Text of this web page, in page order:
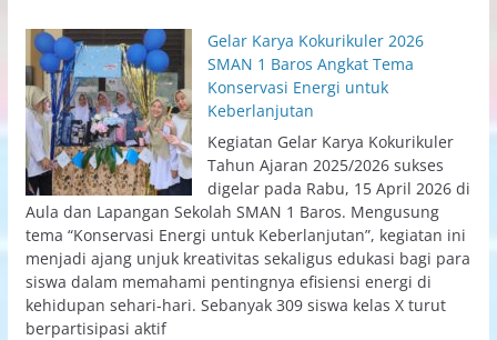
Gelar Karya Kokurikuler 2026
SMAN 1 Baros Angkat Tema
Konservasi Energi untuk
Keberlanjutan
Kegiatan Gelar Karya Kokurikuler
Tahun Ajaran 2025/2026 sukses
digelar pada Rabu, 15 April 2026 di
Aula dan Lapangan Sekolah SMAN 1 Baros. Mengusung
tema “Konservasi Energi untuk Keberlanjutan”, kegiatan ini
menjadi ajang unjuk kreativitas sekaligus edukasi bagi para
siswa dalam memahami pentingnya efisiensi energi di
kehidupan sehari-hari. Sebanyak 309 siswa kelas X turut
berpartisipasi aktif